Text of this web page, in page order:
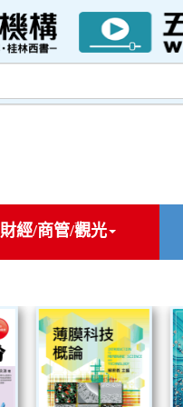
財經/商管/觀光